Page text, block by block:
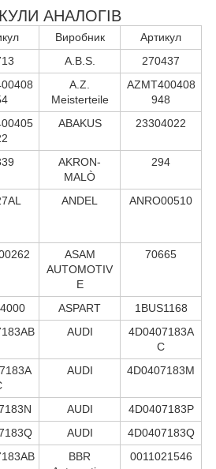
АНАЛОГІВ
Виробник
Артикул
A.B.S.
270437
A.Z.
Meisterteile
AZMT400408
948
ABAKUS 23304022
AKRON-
MALÒ
294
ANDEL ANRO00510
ASAM
AUTOMOTIV
E
70665
ASPART
1BUS1168
AUDI
4D0407183A
C
AUDI 4D0407183M
AUDI
4D0407183P
AUDI
4D0407183Q
BBR
0011021546